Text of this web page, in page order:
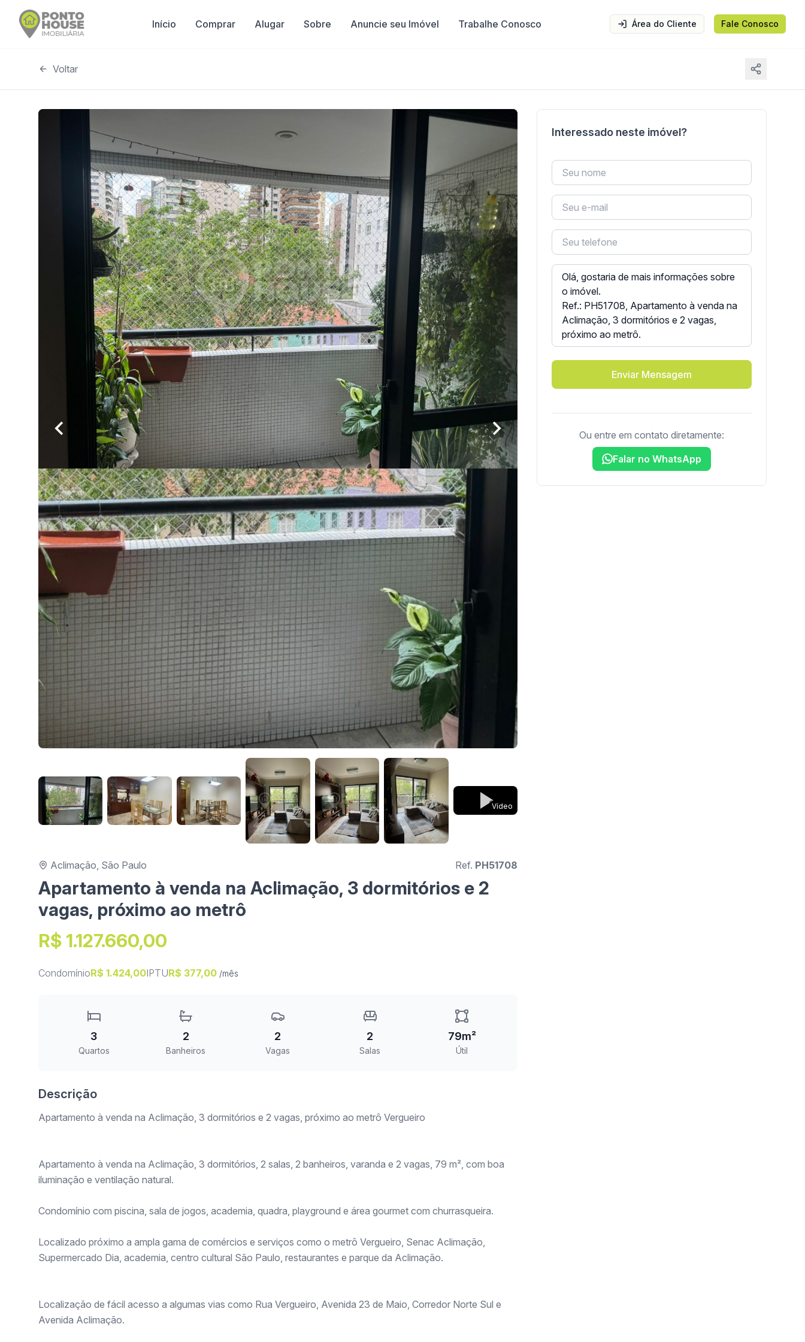
Início Comprar Alugar Sobre Anuncie seu Imóvel Trabalhe Conosco Área do Cliente Fale Conosco
Voltar
Vídeo
Aclimação, São Paulo Ref. PH51708
Apartamento à venda na Aclimação, 3 dormitórios e 2
vagas, próximo ao metrô
R$ 1.127.660,00
CondomínioR$ 1.424,00IPTUR$ 377,00 /mês
3
Quartos
2
Banheiros
2
Vagas
2
Salas
79m²
Útil
Descrição
Apartamento à venda na Aclimação, 3 dormitórios e 2 vagas, próximo ao metrô Vergueiro
Apartamento à venda na Aclimação, 3 dormitórios, 2 salas, 2 banheiros, varanda e 2 vagas, 79 m², com boa
iluminação e ventilação natural.
Condomínio com piscina, sala de jogos, academia, quadra, playground e área gourmet com churrasqueira.
Localizado próximo a ampla gama de comércios e serviços como o metrô Vergueiro, Senac Aclimação,
Supermercado Dia, academia, centro cultural São Paulo, restaurantes e parque da Aclimação.
Localização de fácil acesso a algumas vias como Rua Vergueiro, Avenida 23 de Maio, Corredor Norte Sul e
Avenida Aclimação.
Interessado neste imóvel?
Enviar Mensagem
Ou entre em contato diretamente:
Falar no WhatsApp